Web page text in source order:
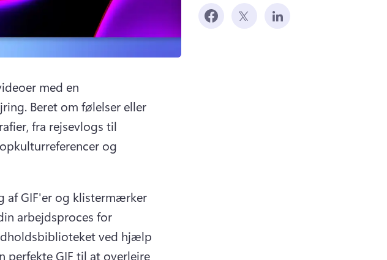
med en
Beret om følelser eller
fra rejsevlogs til
og
af GIF'er og klistermærker
arbejdsproces for
ved hjælp
perfekte GIF til at overlejre